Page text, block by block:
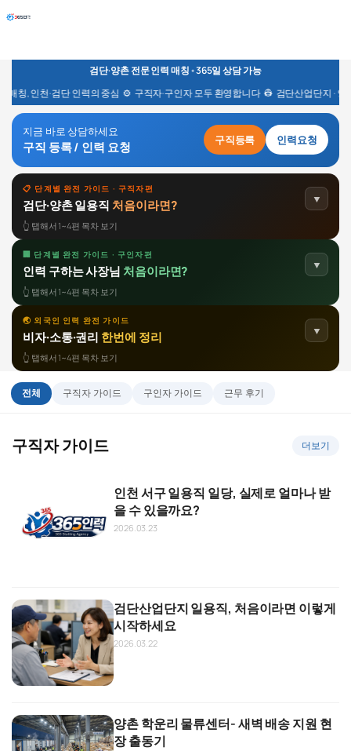
Skip
to
검단·양촌 전문 인력 매칭•365일 상담 가능
매칭, 인천·검단 인력의 중심 ⚙️ 구직자·구인자 모두 환영합니다 👷 검단산업단지 ·
지금 바로 상담하세요
구직 등록 / 인력 요청 구직등록 인력요청
📋 단계별 완전 가이드 · 구직자편
검단·양촌 일용직 처음이라면? ▼
👆 탭해서 1~4편 목차 보기
1
편
검단·양촌산업단지 어떤 일이 있나요?
→
2
편
어디서 일자리를 찾나요?
인력사무소 워크넷·앱
→
3
편
첫 출근 전날, 이것만 챙기세요
준비물 복장·이동 외국인 팁
편 세금·보험
🏢 단계별 완전 가이드 · 구인자편
인력 구하는 사장님 처음이라면? ▼
👆 탭해서 1~4편 목차 보기
1
편
인력사무소 처음 이용하는 사장님께
→
2
편
3 당일 현장, 이렇게 관리하세요
인원 점검
→
편
정산·세금계산서·단골 등록
세금계산서 지명 요청
→
🌏 외국인 인력 완전 가이드
비자·소통·권리 한번에 정리 ▼
👆 탭해서 1~4편 목차 보기
1 외국인도 일할 수 있나요? 비자별 정리
현장에서 어떻게 소통하나요?
3
편
사장님이 꼭 알아야 할 고용 주의사항
불법취업 리스크 산재보험
전체 구직자 가이드 구인자 가이드 근무 후기
구직자 가이드 더보기
인천 서구 일용직 일당, 실제로 얼마나 받
을 수 있을까요?
2026.03.23
검단산업단지 일용직, 처음이라면 이렇게
시작하세요
2026.03.22
양촌 학운리 물류센터- 새벽 배송 지원 현
장 출동기